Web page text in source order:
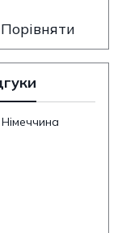
Порівняти
Німеччина